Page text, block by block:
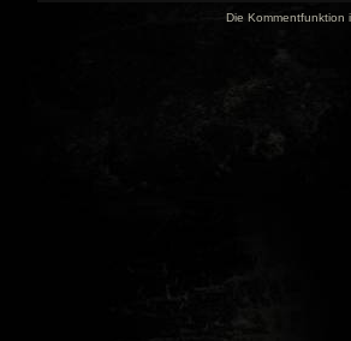
Die Kommentfunktion